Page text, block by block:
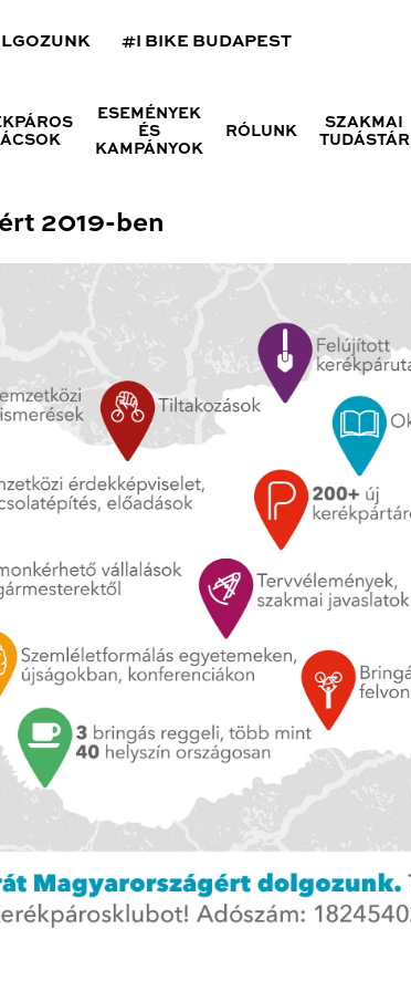
#I BIKE BUDAPEST
ESEMÉNYEK
ÉS
KAMPÁNYOK
RÓLUNK
SZAKMAI
TUDÁSTÁR
2019-ben